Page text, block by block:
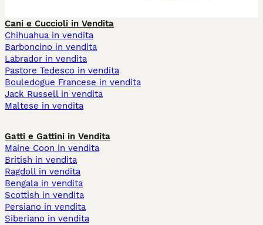
Cani e Cuccioli in Vendita
Chihuahua in vendita
Barboncino in vendita
Labrador in vendita
Pastore Tedesco in vendita
Bouledogue Francese in vendita
Jack Russell in vendita
Maltese in vendita
Gatti e Gattini in Vendita
Maine Coon in vendita
British in vendita
Ragdoll in vendita
Bengala in vendita
Scottish in vendita
Persiano in vendita
Siberiano in vendita